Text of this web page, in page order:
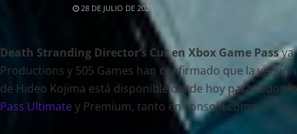
28 DE JULIO DE 2026
Death Stranding Director’s Cut en Xbox Game Passya
Productions y 505 Games han confirmado que la
de Hideo Kojima está disponible desde hoy para todos
Pass Ultimatey Premium, tanto en consola como en PC.